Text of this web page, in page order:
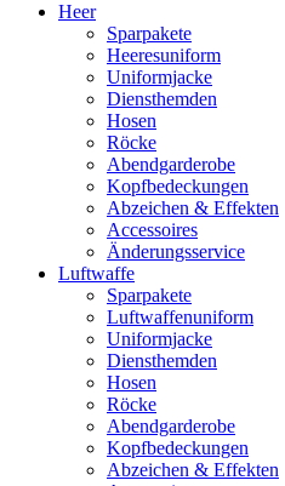
Heer
Sparpakete
Heeresuniform
Uniformjacke
Diensthemden
Hosen
Röcke
Abendgarderobe
Kopfbedeckungen
Abzeichen & Effekten
Accessoires
Änderungsservice
Luftwaffe
Sparpakete
Luftwaffenuniform
Uniformjacke
Diensthemden
Hosen
Röcke
Abendgarderobe
Kopfbedeckungen
Abzeichen & Effekten